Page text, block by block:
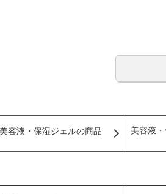
容液・保湿ジェルの商品
美容液